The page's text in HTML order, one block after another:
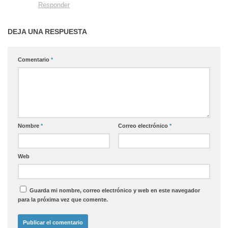
Responder
DEJA UNA RESPUESTA
Comentario *
Nombre * Correo electrónico *
Web
Guarda mi nombre, correo electrónico y web en este navegador
para la próxima vez que comente.